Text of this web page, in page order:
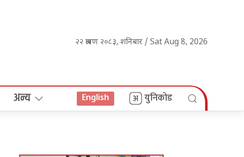
२२ श्रावण २०८३, शनिबार / Sat Aug 8, 2026
अन्य English युनिकोड